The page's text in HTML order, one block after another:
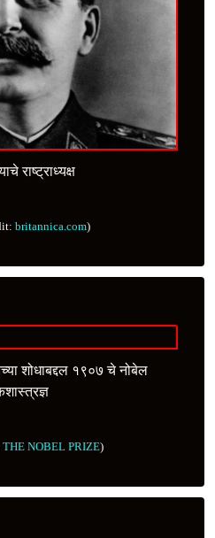
राष्ट्राध्यक्ष
britannica.com)
शोधाबद्दल १९०७ चे नोबेल
THE NOBEL PRIZE)